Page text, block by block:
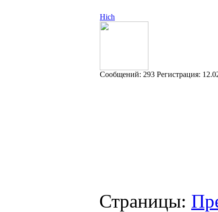
Hich
Cообщений: 293 Регистрация:
Страницы: